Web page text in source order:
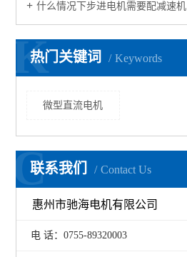
什么情况下步进电机需要配减速机 ​
热门关键词 Keywords
K
微型直流电机
联系我们 Contact Us
C
惠州市驰海电机有限公司
电 话：0755-89320003